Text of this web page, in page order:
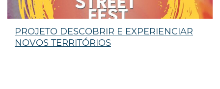
PROJETO DESCOBRIR E EXPERIENCIAR
NOVOS TERRITÓRIOS